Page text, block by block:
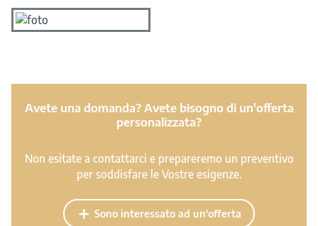
Avete una domanda? Avete bisogno di un'offerta
personalizzata?
Non esitate a contattarci e prepareremo un preventivo
per soddisfare le Vostre esigenze.
Sono interessato ad un'offerta